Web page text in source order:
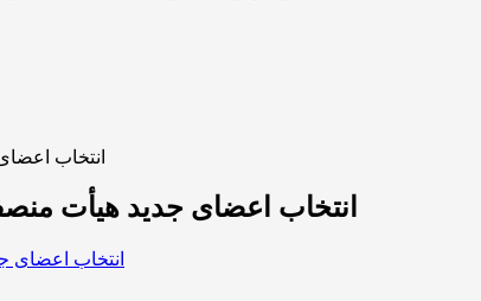
انتخاب
انتخاب اعضای جدید هیأت